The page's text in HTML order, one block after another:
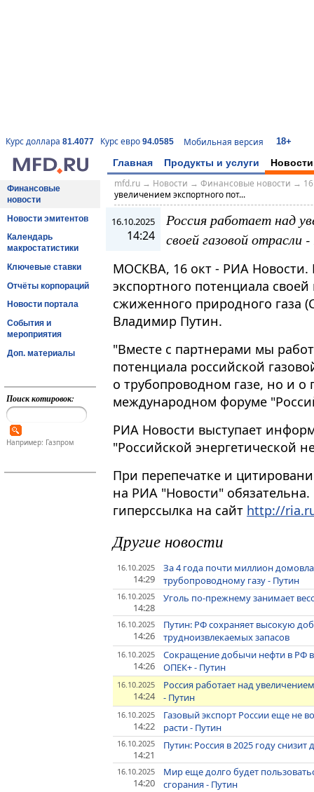
Курс доллара 81.4077 Курс евро 94.0585 Мобильная версия 18+
Главная Продукты и услуги Новости
Финансовые
новости
Новости эмитентов
Календарь
макростатистики
Ключевые ставки
Отчёты корпораций
Новости портала
События и
мероприятия
Доп. материалы
Поиск котировок:
Например: Газпром
mfd.ru→ Новости → Финансовые новости →
увеличением экспортного пот...
16.10.2025
14:24
Россия работает над
своей газовой отрасли
МОСКВА, 16 окт - РИА Новости.
экспортного потенциала
сжиженного природного газа
Владимир Путин.
"Вместе с партнерами мы
потенциала российской
о трубопроводном газе, но и о
международном форуме
РИА Новости выступает
"Российской энергетической
При перепечатке и
на РИА "Новости"
гиперссылка на сайт http://
Другие новости
16.10.2025
14:29
За 4 года почти миллион
трубопроводному газу - Путин
16.10.2025
14:28
Уголь по-прежнему занимает
16.10.2025
14:26
Путин: РФ сохраняет высокую
трудноизвлекаемых запасов
16.10.2025
14:26
Сокращение добычи нефти в РФ в
ОПЕК+ - Путин
16.10.2025
14:24
Россия работает над
- Путин
16.10.2025
14:22
Газовый экспорт России еще не
расти - Путин
16.10.2025
14:21
Путин: Россия в 2025 году
16.10.2025
14:20
Мир еще долго будет
сгорания - Путин